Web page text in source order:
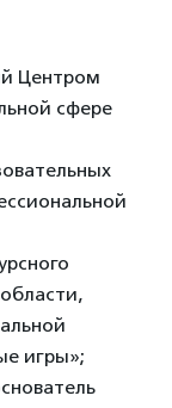
Центром
сфере
игры»;